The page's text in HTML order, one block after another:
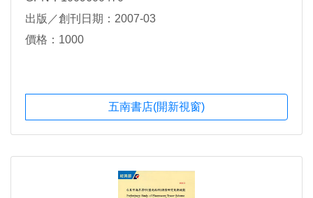
出版／創刊日期：2007-03
價格：1000
五南書店(開新視窗)